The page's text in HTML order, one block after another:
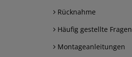
Rücknahme
Häufig gestellte Fragen
Montageanleitungen